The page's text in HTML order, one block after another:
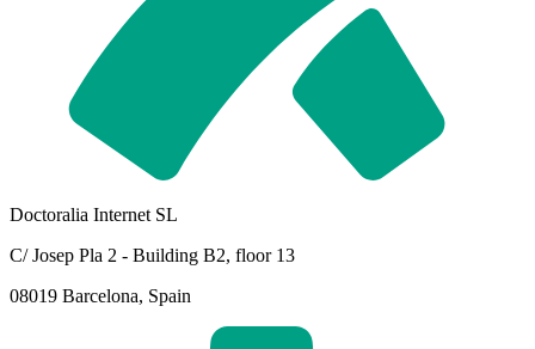
Doctoralia Internet SL
C/ Josep Pla 2 - Building B2, floor 13
08019 Barcelona, Spain